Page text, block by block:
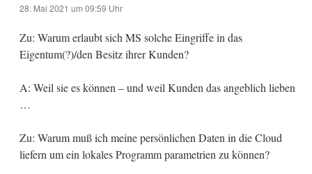
28. Mai 2021 um 09:59 Uhr
Zu: Warum erlaubt sich MS solche Eingriffe in das
Eigentum(?)/den Besitz ihrer Kunden?
A: Weil sie es können – und weil Kunden das angeblich lieben
…
Zu: Warum muß ich meine persönlichen Daten in die Cloud
liefern um ein lokales Programm parametrien zu können?